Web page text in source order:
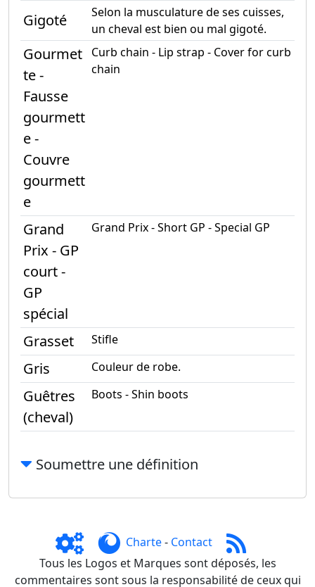
Gigoté
Selon la musculature de ses cuisses,
un cheval est bien ou mal gigoté.
Gourmet
te -
Fausse
gourmett
e -
Couvre
gourmett
e
Curb chain - Lip strap - Cover for curb
chain
Grand
Prix - GP
court -
GP
spécial
Grand Prix - Short GP - Special GP
Grasset Stifle
Gris Couleur de robe.
Guêtres
(cheval)
Boots - Shin boots
Soumettre une définition
Charte- Contact
Tous les Logos et Marques sont déposés, les
commentaires sont sous la responsabilité de ceux qui